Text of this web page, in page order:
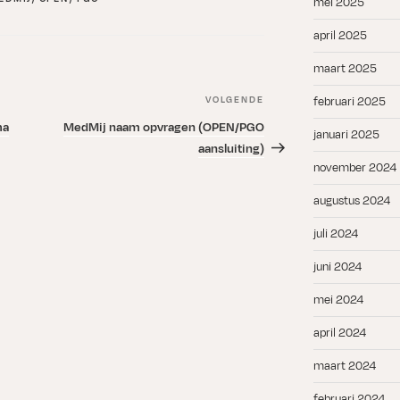
Volgend
bericht
VOLGENDE
MedMij naam opvragen (OPEN/PGO
aansluiting)
april 2025
maart 2025
februari 2025
januari 2025
november 2024
augustus 2024
juli 2024
juni 2024
mei 2024
april 2024
maart 2024